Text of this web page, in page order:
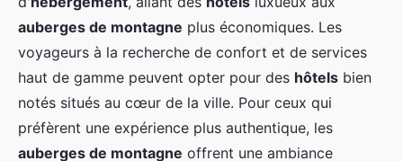
auberges de montagne plus économiques. Les
voyageurs à la recherche de confort et de services
haut de gamme peuvent opter pour des hôtels bien
notés situés au cœur de la ville. Pour ceux qui
préfèrent une expérience plus authentique, les
auberges de montagne offrent une ambiance